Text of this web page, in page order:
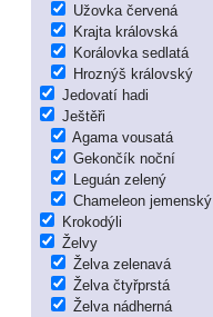
Užovka červená
Krajta královská
Korálovka sedlatá
Hroznýš královský
Jedovatí hadi
Ještěři
Agama vousatá
Gekončík noční
Leguán zelený
Chameleon jemenský
Krokodýli
Želvy
Želva zelenavá
Želva čtyřprstá
Želva nádherná